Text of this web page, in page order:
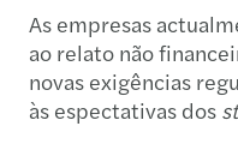
As empresas
ao relato não
novas exigências
às espectativas dos